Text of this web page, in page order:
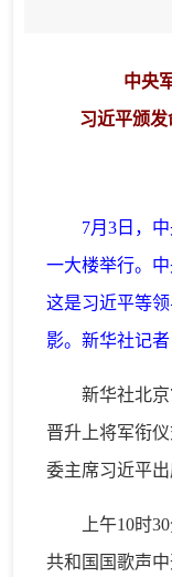
中央
习近平颁
7月3日，
一大楼举行。
这是习近平等
影。新华社记
新华社北
晋升上将军衔
委主席习近平出
上午10时
共和国国歌声